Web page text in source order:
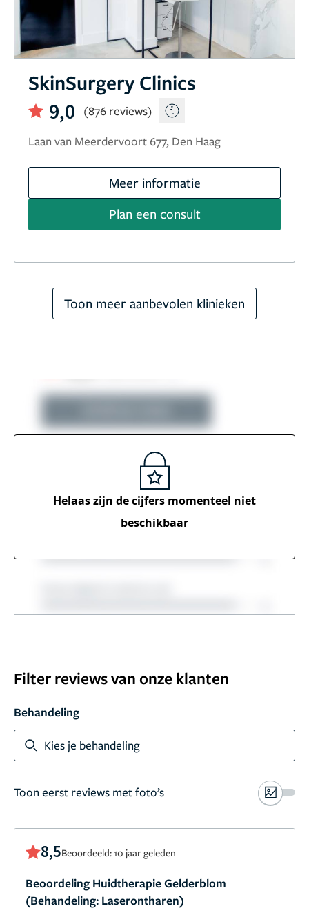
SkinSurgery Clinics
9,0
(876 reviews)
Laan van Meerdervoort 677, Den Haag
Meer informatie
Plan een consult
Toon meer aanbevolen klinieken
Helaas zijn de cijfers momenteel niet
beschikbaar
Filter reviews van onze klanten
Behandeling
Kies je behandeling
Toon eerst reviews met foto’s
8,5Beoordeeld: 10 jaar geleden
Beoordeling Huidtherapie Gelderblom
(Behandeling: Laserontharen)